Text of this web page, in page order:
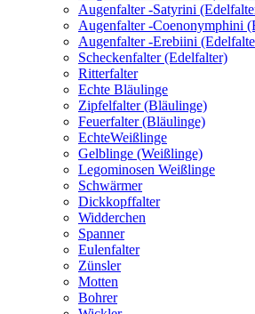
Augenfalter -Satyrini
Augenfalter -Coenonymphini
Augenfalter -Erebiini
Scheckenfalter (Edelfalter)
Ritterfalter
Echte Bläulinge
Zipfelfalter (Bläulinge)
Feuerfalter (Bläulinge)
EchteWeißlinge
Gelblinge (Weißlinge)
Legominosen Weißlinge
Schwärmer
Dickkopffalter
Widderchen
Spanner
Eulenfalter
Zünsler
Motten
Bohrer